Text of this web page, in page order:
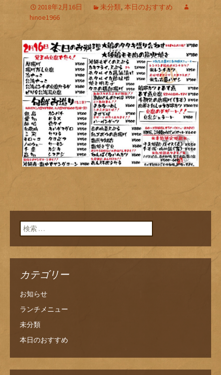
2018年2月16日 未分類, 本日のおすすめ
hinoe1966
検索:
カテゴリー
お知らせ
ランチメニュー
未分類
本日のおすすめ